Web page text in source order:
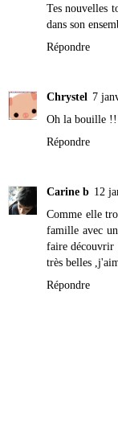
Tes nouvelles
dans son
Répondre
Chrystel 7
Oh la bouille !!
Répondre
Carine b 12
Comme elle
famille avec
faire découvrir
très belles
Répondre